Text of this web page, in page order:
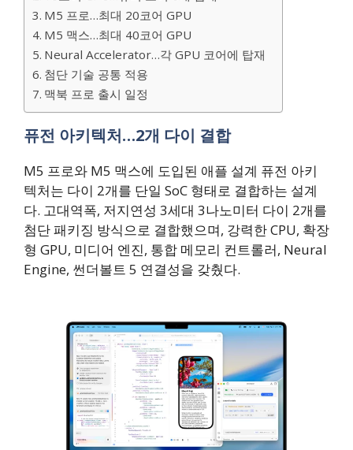
M5 프로…최대 20코어 GPU
M5 맥스…최대 40코어 GPU
Neural Accelerator…각 GPU 코어에 탑재
첨단 기술 공통 적용
맥북 프로 출시 일정
퓨전 아키텍처…2개 다이 결합
M5 프로와 M5 맥스에 도입된 애플 설계 퓨전 아키
텍처는 다이 2개를 단일 SoC 형태로 결합하는 설계
다. 고대역폭, 저지연성 3세대 3나노미터 다이 2개를
첨단 패키징 방식으로 결합했으며, 강력한 CPU, 확장
형 GPU, 미디어 엔진, 통합 메모리 컨트롤러, Neural
Engine, 썬더볼트 5 연결성을 갖췄다.